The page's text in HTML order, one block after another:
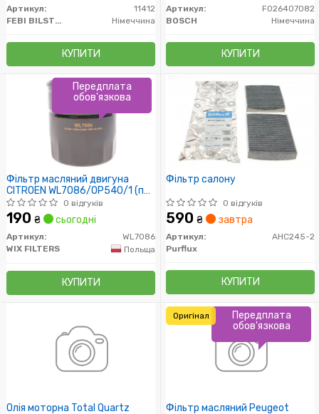
Артикул:
11412
FEBI BILSTEIN
Німеччина
КУПИТИ
Артикул:
F026407082
BOSCH
Німеччина
КУПИТИ
Фільтр масляний двигуна
CITROEN WL7086/OP540/1 (пр-
во WIX-Filtron)0 відгуків
190 ₴ сьогодні
Артикул:
WL7086
WIX FILTERS
Польща
КУПИТИ
Передплата
обов'язкова
Фільтр салону
0 відгуків
590 ₴ завтра
Артикул:
AHC245-2
Purflux
КУПИТИ
Олія моторна Total Quartz
Фільтр масляний Peugeot
Передплата
обов'язкова
Оригінал